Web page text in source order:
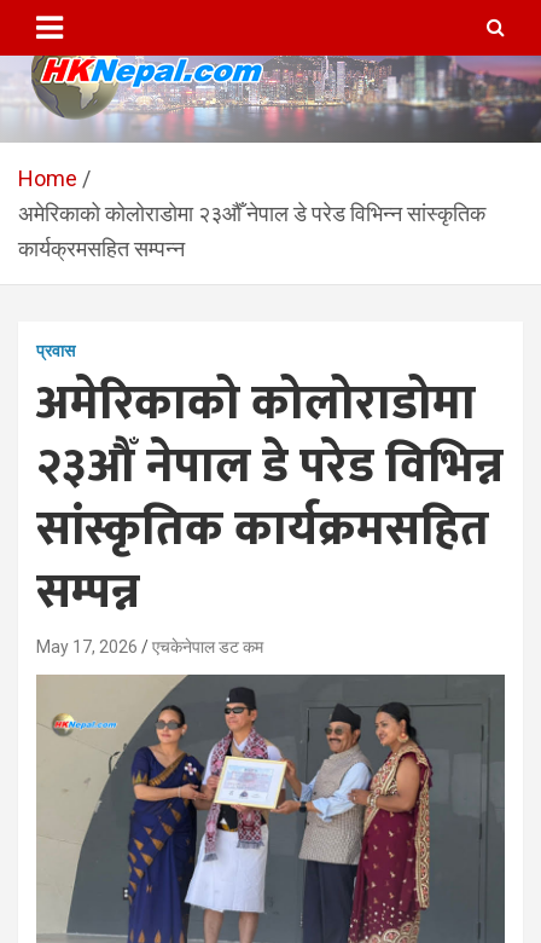
content
HKNepal.com – हङकङबाट
सञ्चालित पहिलो नेपाली अनलाईन
पत्रिका
hknepal, hknepal.com, hk nepal, hk nepal com
Home
अमेरिकाको कोलोराडोमा २३औँ नेपाल डे परेड विभिन्न सांस्कृतिक
कार्यक्रमसहित सम्पन्न
प्रवास
अमेरिकाको कोलोराडोमा
२३औँ नेपाल डे परेड विभिन्न
सांस्कृतिक कार्यक्रमसहित
सम्पन्न
May 17, 2026 एचकेनेपाल डट कम